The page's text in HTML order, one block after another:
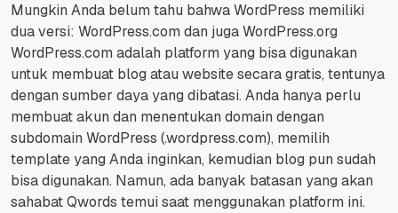
Mungkin Anda belum tahu bahwa WordPress memiliki
dua versi: WordPress.com dan juga WordPress.org
WordPress.com adalah platform yang bisa digunakan
untuk membuat blog atau website secara gratis, tentunya
dengan sumber daya yang dibatasi. Anda hanya perlu
membuat akun dan menentukan domain dengan
subdomain WordPress (.wordpress.com), memilih
template yang Anda inginkan, kemudian blog pun sudah
bisa digunakan. Namun, ada banyak batasan yang akan
sahabat Qwords temui saat menggunakan platform ini.